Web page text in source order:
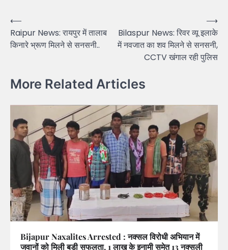
Post
navigation
⟵
Raipur News: रायपुर में तालाब
किनारे भ्रूण मिलने से सनसनी..
Bilaspur News: रिवर व्यू इलाके
में नवजात का शव मिलने से सनसनी,
CCTV खंगाल रही पुलिस
⟶
More Related Articles
Bijapur Naxalites Arrested : नक्सल विरोधी अभियान में
जवानों को मिली बड़ी सफलता, 1 लाख के इनामी समेत 13 नक्सली